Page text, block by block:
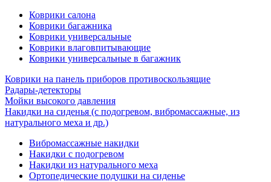
Коврики салона
Коврики багажника
Коврики универсальные
Коврики влаговпитывающие
Коврики универсальные в багажник
Коврики на панель приборов противоскользящие
Радары-детекторы
Мойки высокого давления
Накидки на сиденья (с подогревом, вибромассажные, из
натурального меха и др.)
Вибромассажные накидки
Накидки с подогревом
Накидки из натурального меха
Ортопедические подушки на сиденье